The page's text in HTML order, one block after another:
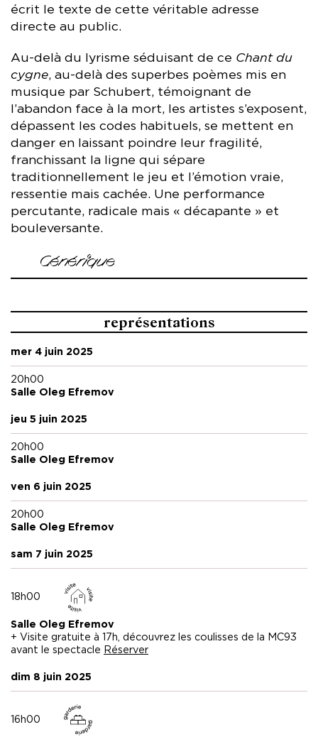
écrit le texte de cette véritable adresse
directe au public.
Au-delà du lyrisme séduisant de ce Chant du
cygne, au-delà des superbes poèmes mis en
musique par Schubert, témoignant de
l’abandon face à la mort, les artistes s’exposent,
dépassent les codes habituels, se mettent en
danger en laissant poindre leur fragilité,
franchissant la ligne qui sépare
traditionnellement le jeu et l’émotion vraie,
ressentie mais cachée. Une performance
percutante, radicale mais « décapante » et
bouleversante.
Générique
Avec Valérie Dréville, Kerstin Avemo (soprano), Alain
Musique Franz Schubert
Collaboration artistique Silvia Costa
Dramaturgie Christian Longchamp
Costumes Laura Dondoli, Sofia Vannini
Technicien lumière Andrea Sanson
Promotion et distribution Gilda Biasini
Organisation Giulia Colla, Caterina Soranzo
Production Societas
(Bruxelles).
représentations
mer 4 juin 2025
20h00
Salle Oleg Efremov
jeu 5 juin 2025
20h00
Salle Oleg Efremov
ven 6 juin 2025
20h00
Salle Oleg Efremov
sam 7 juin 2025
18h00
Salle Oleg Efremov
+ Visite gratuite à 17h, découvrez les coulisses de la MC93
avant le spectacle Réserver
dim 8 juin 2025
16h00